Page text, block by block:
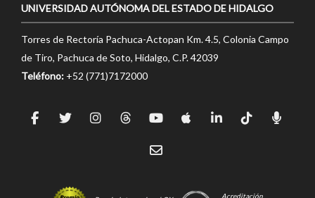
UNIVERSIDAD AUTÓNOMA DEL ESTADO DE HIDALGO
Torres de Rectoría Pachuca-Actopan Km. 4.5, Colonia Campo
de Tiro, Pachuca de Soto, Hidalgo, C.P. 42039
Teléfono: +52 (771)7172000
Acreditación